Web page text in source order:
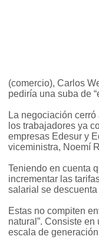
(comercio), Carlos
pediría una suba de
La negociación
los trabajadores ya
empresas Edesur y
viceministra, Noemí
Teniendo en cuenta
incrementar las
salarial se
Estas no compiten
natural”. Consiste
escala de